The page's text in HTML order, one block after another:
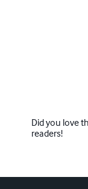
Did you love
readers!